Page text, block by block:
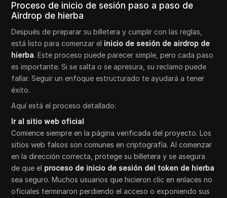
Proceso de inicio de sesión paso a paso de
Airdrop de hierba
Después de preparar su billetera y cumplir con las reglas,
está listo para comenzar el inicio de sesión de airdrop de
hierba. Este proceso puede parecer simple, pero cada paso
es importante. Si se salta o se apresura, su reclamo puede
fallar. Seguir un enfoque estructurado te ayudará a tener
éxito.
Aquí está el proceso detallado:
Ir al sitio web oficial
Comience siempre en la página verificada del proyecto. Los
sitios web falsos son comunes en criptografía. Al comenzar
en la dirección correcta, protege su billetera y se asegura
de que el proceso de inicio de sesión del token de hierba
sea seguro. Muchos usuarios que hicieron clic en enlaces no
oficiales terminaron perdiendo el acceso o exponiendo sus